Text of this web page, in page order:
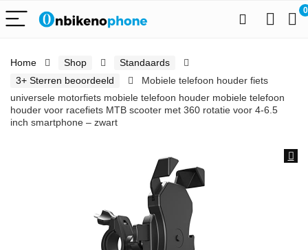
0
Home Shop
Standaards
3+ Sterren beoordeeld
Mobiele telefoon houder fiets
universele motorfiets mobiele telefoon houder mobiele telefoon
houder voor racefiets MTB scooter met 360 rotatie voor 4-6.5
inch smartphone – zwart